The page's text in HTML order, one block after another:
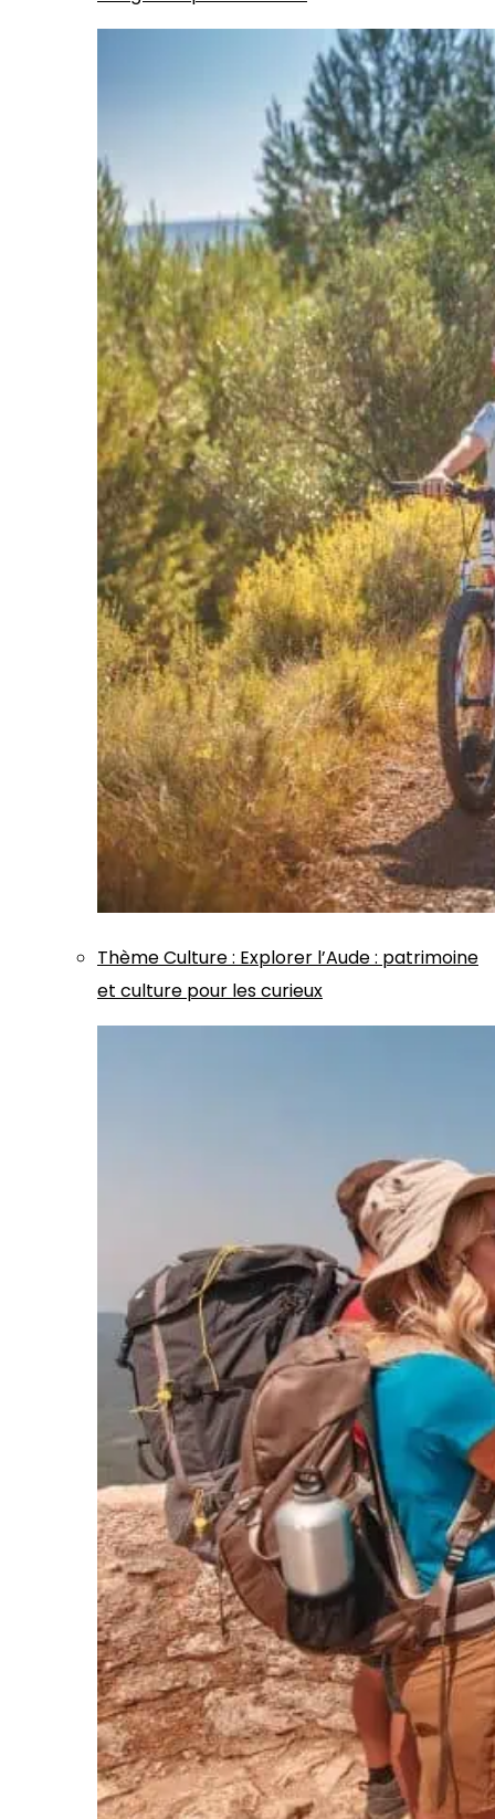
ThèmeCulture: Explorer l’Aude : patrimoine
et culture pour les curieux